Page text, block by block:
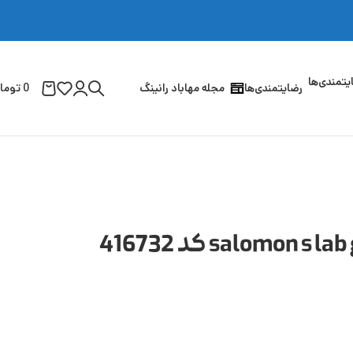
رضایتمندی‌ها مجله مهاباد رانینگ 0